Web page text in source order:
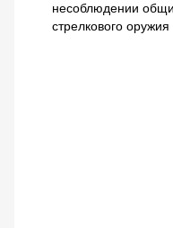
несоблюдении
стрелкового